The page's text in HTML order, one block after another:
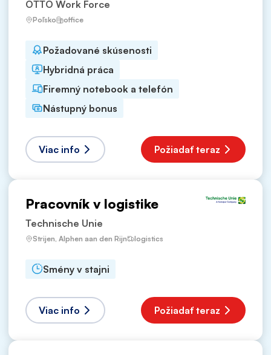
OTTO Work Force
Poľsko office
Požadované skúsenosti
Hybridná práca
Firemný notebook a telefón
Nástupný bonus
Viac info Požiadať teraz
Pracovník v logistike
Technische Unie
Strijen, Alphen aan den Rijn logistics
Smény v stajni
Viac info Požiadať teraz